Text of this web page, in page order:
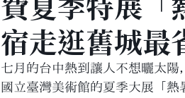
宿走逛舊城最
七月的台中熱到讓人不想曬太
國立臺灣美術館的夏季大展「